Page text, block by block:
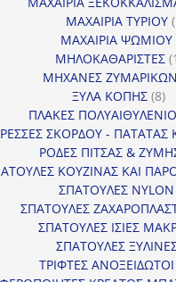
ΜΑΧΑΙΡΙΑ ΤΥΡΙΟΥ
ΜΑΧΑΙΡΙΑ ΨΩΜΙΟΥ
ΜΗΛΟΚΑΘΑΡΙΣΤΕΣ 1
ΜΗΧΑΝΕΣ ΖΥΜΑΡΙΚΩΝ
ΞΥΛΑ ΚΟΠΗΣ 88
ΠΛΑΚΕΣ
ΣΚΟΡΔΟΥ - ΠΑΤΑΤΑΣ
ΡΟΔΕΣ ΠΙΤΣΑΣ &
ΚΟΥΖΙΝΑΣ ΚΑΙ
ΣΠΑΤΟΥΛΕΣ NYLON
ΣΠΑΤΟΥΛΕΣ
ΣΠΑΤΟΥΛΕΣ ΙΣΙΕΣ
ΣΠΑΤΟΥΛΕΣ
ΤΡΙΦΤΕΣ ΑΝΟΞΕΙΔΩΤΟΙ